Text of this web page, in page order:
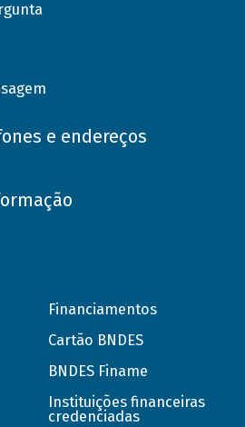
e endereços
Financiamentos
Cartão BNDES
BNDES Finame
Instituições financeiras
credenciadas